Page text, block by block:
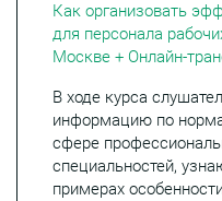
Как организовать
для персонала
Москве + Онлайн-
В ходе курса
информацию по
сфере
специальностей,
примерах